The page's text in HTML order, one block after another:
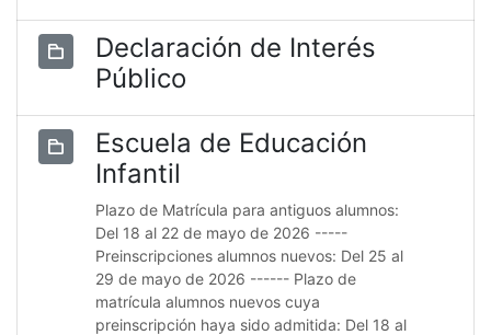
Declaración de Interés
Público
Escuela de Educación
Infantil
Plazo de Matrícula para antiguos alumnos:
Del 18 al 22 de mayo de 2026 -----
Preinscripciones alumnos nuevos: Del 25 al
29 de mayo de 2026 ------ Plazo de
matrícula alumnos nuevos cuya
preinscripción haya sido admitida: Del 18 al